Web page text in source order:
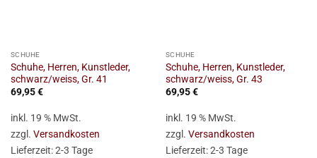
SCHUHE
Schuhe, Herren, Kunstleder,
schwarz/weiss, Gr. 41
69,95€
inkl. 19 % MwSt.
zzgl. Versandkosten
Lieferzeit:2-3 Tage
SCHUHE
Schuhe, Herren, Kunstleder,
schwarz/weiss, Gr. 43
69,95€
inkl. 19 % MwSt.
zzgl. Versandkosten
Lieferzeit:2-3 Tage